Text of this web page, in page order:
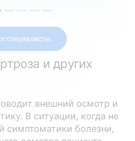
специалисты
и других
внешний осмотр и
В ситуации, когда не
симптоматики болезни,